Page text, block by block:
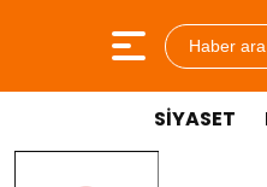
Haber
SİYASET